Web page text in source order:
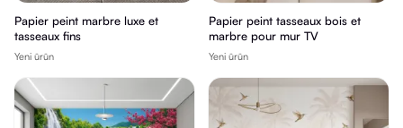
Papier peint marbre luxe et
tasseaux fins
Yeni ürün
Papier peint tasseaux bois et
marbre pour mur TV
Yeni ürün